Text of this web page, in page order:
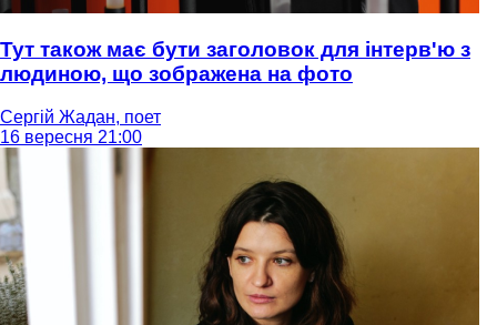
Тут також має бути заголовок для інтерв'ю з
людиною, що зображена на фото
Сергій Жадан, поет
16 вересня 21:00